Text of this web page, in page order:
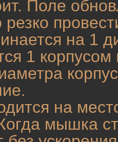
Поле
резко
на 1
1
на
мышка